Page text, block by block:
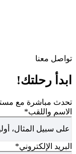
تواصل معنا
ابدأ رحلتك!
تحدث مباشرة مع
الاسم واللقب*
البريد الإلكتروني*